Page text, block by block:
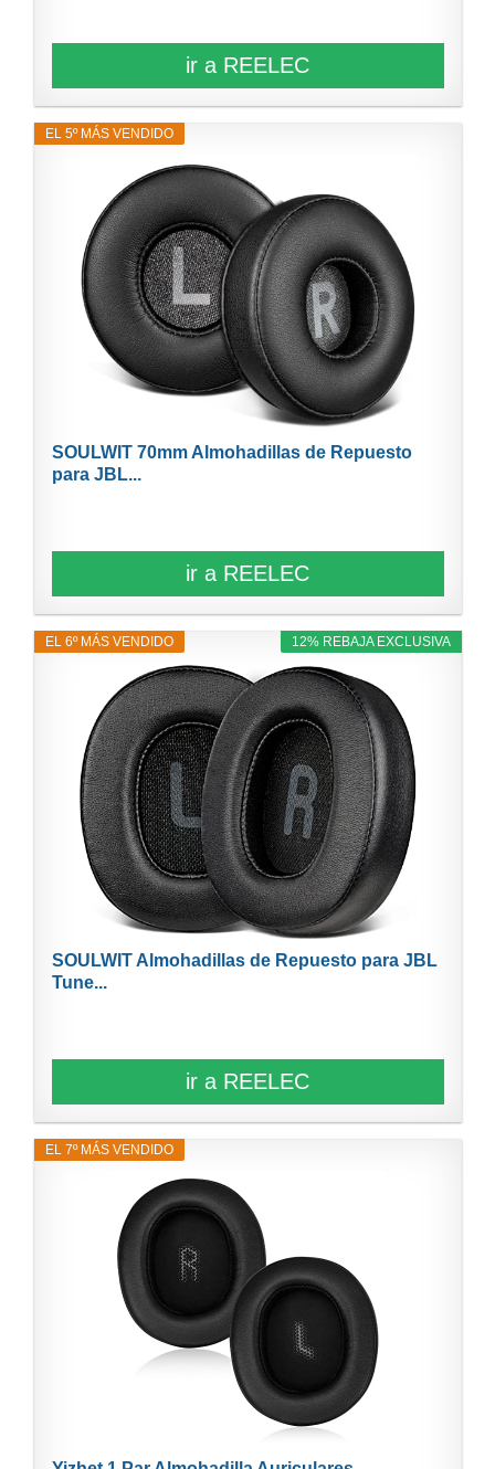
ir a REELEC
EL 5º MÁS VENDIDO
SOULWIT 70mm Almohadillas de Repuesto
para JBL...
ir a REELEC
12% REBAJA EXCLUSIVA
EL 6º MÁS VENDIDO
SOULWIT Almohadillas de Repuesto para JBL
Tune...
ir a REELEC
EL 7º MÁS VENDIDO